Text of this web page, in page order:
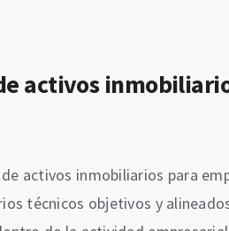
activos
activos inmobiliarios para
técnicos objetivos y